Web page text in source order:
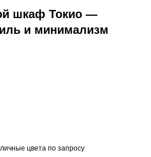
шкаф Токио —
и минимализм
цвета по запросу